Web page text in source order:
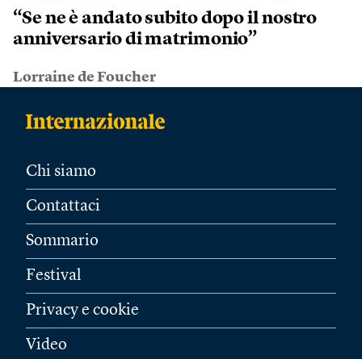
“Se ne è andato subito dopo il nostro
anniversario di matrimonio”
Lorraine de Foucher
Chi siamo
Contattaci
Sommario
Festival
Privacy e cookie
Video